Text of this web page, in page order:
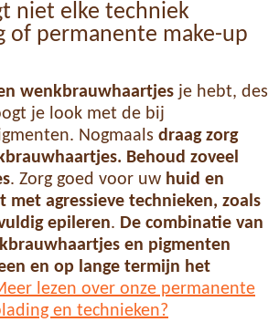
niet elke techniek
of permanente make-up
wenkbrauwhaartjes je hebt, des
je look met de bij
Nogmaals draag zorg
Behoud zoveel
. Zorg goed voor uw huid en
met agressieve technieken, zoals
epileren. De combinatie van
en pigmenten
en op lange termijn het
lezen over onze permanente
en technieken?